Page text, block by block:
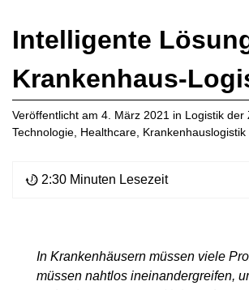
Intelligente
Krankenhaus-
Veröffentlicht am 4. März 2021 in Logistik der
Technologie Healthcare Krankenhauslogistik
2:30 Minuten Lesezeit
In Krankenhäusern müssen viele
müssen nahtlos ineinandergreifen,